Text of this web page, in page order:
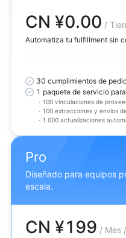
CN ¥0.00 /
Automatiza tu fulfillment sin
30 cumplimientos de
1 paquete de servicio
· 100 vinculaciones de
· 100 extracciones y envíos
· 1.000 actualizaciones
Pro
Diseñado para equipos
escala.
CN ¥199 / Mes